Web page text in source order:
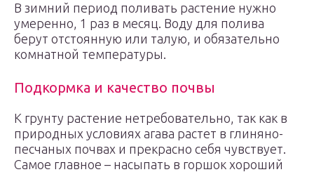
В зимний период поливать растение нужно
умеренно, 1 раз в месяц. Воду для полива
берут отстоянную или талую, и обязательно
комнатной температуры.
Подкормка и качество почвы
К грунту растение нетребовательно, так как в
природных условиях агава растет в глиняно-
песчаных почвах и прекрасно себя чувствует.
Самое главное – насыпать в горшок хороший